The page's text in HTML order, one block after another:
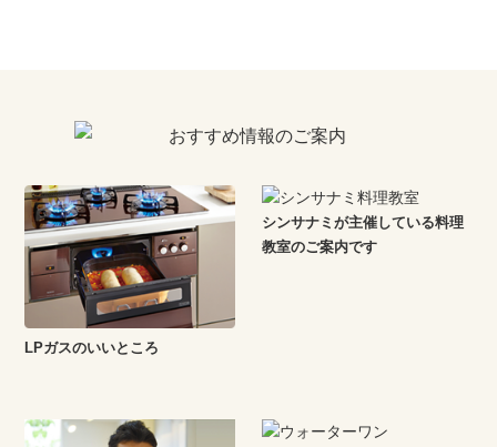
LPガスのいいところ
シンサナミが主催している料理
教室のご案内です